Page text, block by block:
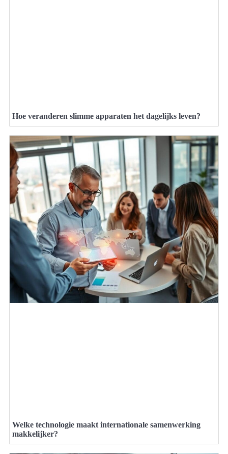
Hoe veranderen slimme apparaten het dagelijks leven?
Welke technologie maakt internationale samenwerking
makkelijker?